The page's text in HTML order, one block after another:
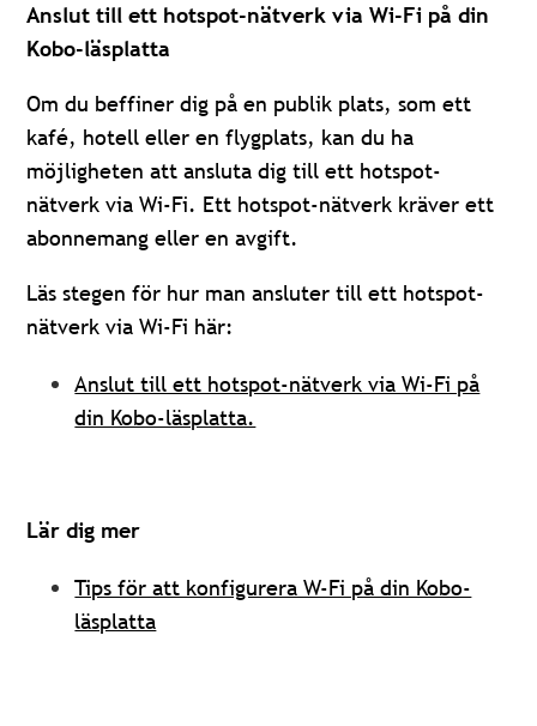
Anslut till ett hotspot-nätverk via Wi-Fi på din
Kobo-läsplatta
Om du beffiner dig på en publik plats, som ett
kafé, hotell eller en flygplats, kan du ha
möjligheten att ansluta dig till ett hotspot-
nätverk via Wi-Fi. Ett hotspot-nätverk kräver ett
abonnemang eller en avgift.
Läs stegen för hur man ansluter till ett hotspot-
nätverk via Wi-Fi här:
Anslut till ett hotspot-nätverk via Wi-Fi på
din Kobo-läsplatta.
Lär dig mer
Tips för att konfigurera W-Fi på din Kobo-
läsplatta